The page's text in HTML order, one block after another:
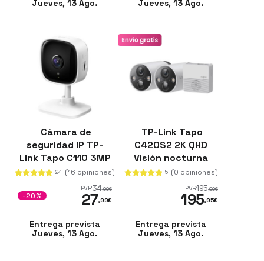
Jueves, 13 Ago. Jueves, 13 Ago.
Cámara de
seguridad IP TP-
Link Tapo C110 3MP
Vision Nocturno
Blanco
24 (16 opiniones)
PVR34,99€
27,99€
-20%
Entrega prevista
Jueves, 13 Ago.
TP-Link Tapo
C420S2 2K QHD
Visión nocturna
color IP65 Blanco
Kit de 2 cámaras
5 (0 opiniones)
PVR195,99€
195,95€
Entrega prevista
Jueves, 13 Ago.